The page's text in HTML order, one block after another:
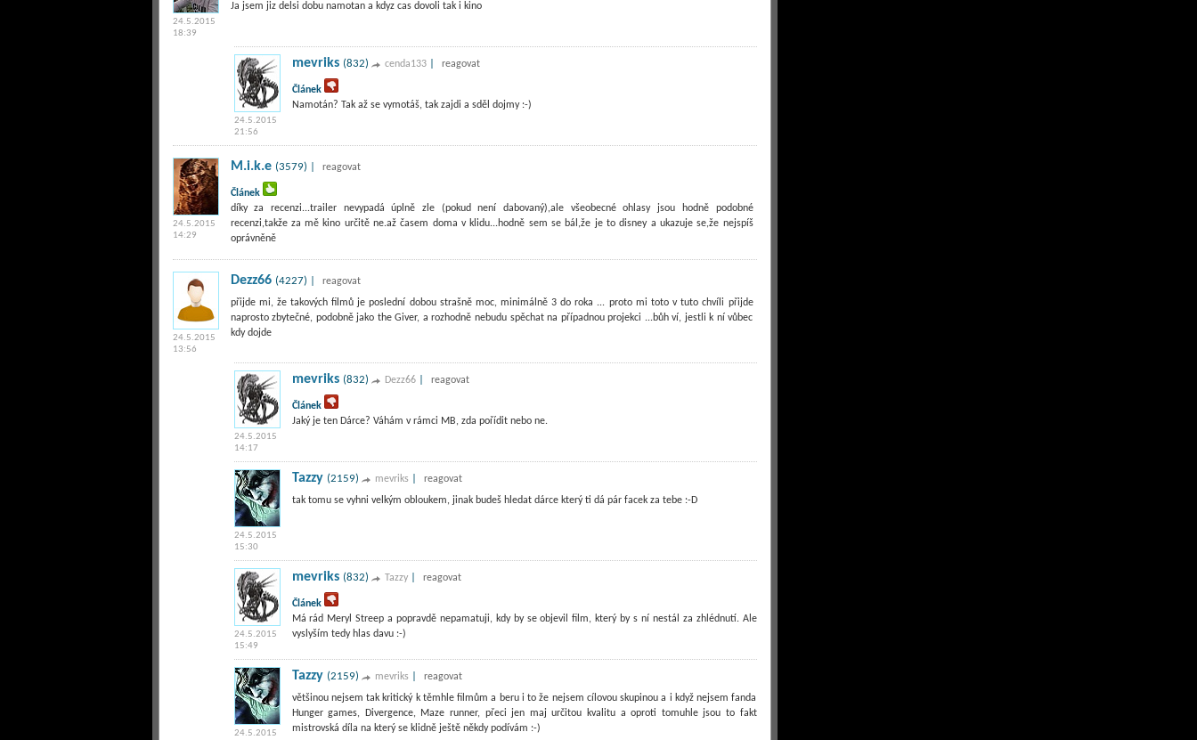
24.5.2015
18:39
Ja jsem jiz delsi dobu namotan a kdyz cas dovoli tak i kino
24.5.2015
21:56
mevriks (832) cenda133| reagovat
Článek
Namotán? Tak až se vymotáš, tak zajdi a sděl dojmy :-)
24.5.2015
14:29
M.i.k.e (3579) | reagovat
Článek
díky za recenzi...trailer nevypadá úplně zle (pokud není dabovaný),ale všeobecné ohlasy jsou hodně podobné
recenzi,takže za mě kino určitě ne.až časem doma v klidu...hodně sem se bál,že je to disney a ukazuje se,že nejspíš
oprávněně
24.5.2015
13:56
Dezz66 (4227) |
reagovat
přijde mi, že takových filmů je poslední dobou strašně moc, minimálně 3 do roka ... proto mi toto v tuto chvíli přijde
naprosto zbytečné, podobně jako the Giver, a rozhodně nebudu spěchat na případnou projekci ...bůh ví, jestli k ní vůbec
kdy dojde
24.5.2015
14:17
mevriks (832) Dezz66| reagovat
Článek
Jaký je ten Dárce? Váhám v rámci MB, zda pořídit nebo ne.
24.5.2015
15:30
Tazzy (2159) mevriks
reagovat
tak tomu se vyhni velkým obloukem, jinak budeš hledat dárce který ti dá pár facek za tebe :-D
24.5.2015
15:49
mevriks (832) Tazzy| reagovat
Článek
Má rád Meryl Streep a popravdě nepamatuji, kdy by se objevil film, který by s ní nestál za zhlédnutí. Ale
vyslyším tedy hlas davu :-)
24.5.2015
Tazzy (2159) mevriks
reagovat
většinou nejsem tak kritický k těmhle filmům a beru i to že nejsem cílovou skupinou a i když nejsem fanda
Hunger games, Divergence, Maze runner, přeci jen maj určitou kvalitu a oproti tomuhle jsou to fakt
mistrovská díla na který se klidně ještě někdy podívám :-)